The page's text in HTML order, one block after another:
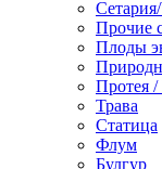
Прочие
Плоды
Протея /
Трава
Статица
Флум
Булгур